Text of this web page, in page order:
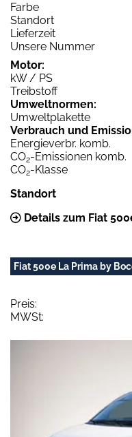
Farbe
Standort
Lieferzeit
Unsere Nummer
Motor:
kW / PS
Treibstoff
Umweltnormen:
Umweltplakette
Verbrauch und
Energieverbr. komb.
CO2-Emissionen komb.
CO2-Klasse
Standort
Details zum Fiat
Fiat 500e La Prima by
Preis:
MWSt: